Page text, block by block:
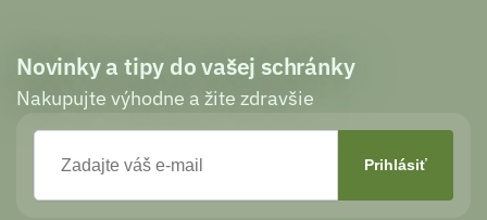
Novinky a tipy do vašej schránky
Nakupujte výhodne a žite zdravšie